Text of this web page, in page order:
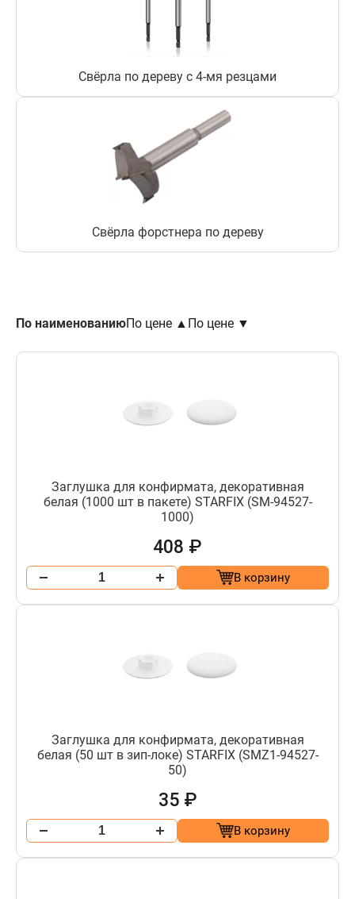
Свёрла по дереву с 4-мя резцами
Свёрла форстнера по дереву
По наименованиюПо цене ▲ По цене ▼
Заглушка для конфирмата, декоративная
белая (1000 шт в пакете) STARFIX (SM-94527-
1000)
408 ₽
В корзину
Заглушка для конфирмата, декоративная
белая (50 шт в зип-локе) STARFIX (SMZ1-94527-
50)
35 ₽
В корзину